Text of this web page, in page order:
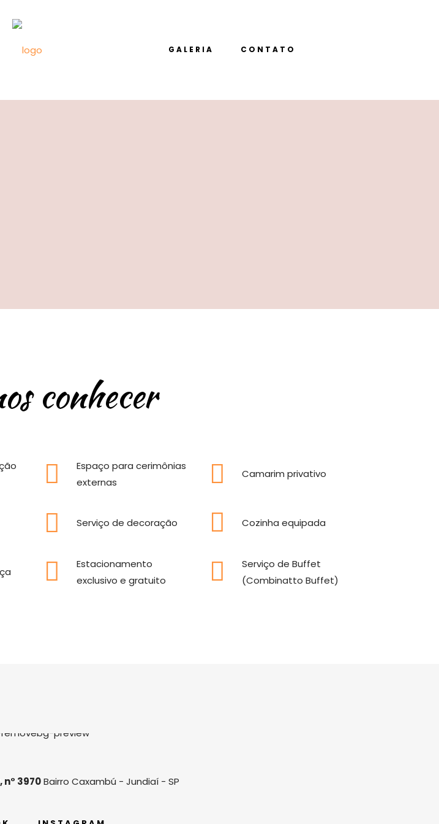
GALERIA CONTATO
conhecer
Espaço para cerimônias
externas
Camarim privativo
Serviço de decoração Cozinha equipada
Estacionamento
exclusivo e gratuito
Serviço de Buffet
(Combinatto Buffet)
3970Bairro Caxambú - Jundiaí - SP